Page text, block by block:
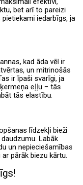
bet arī to pareizi
iedarbīgs, ja
kad āda vēl ir
un mitrinošās
ir īpaši svarīgi, ja
eļļu – tās
tās elastību.
līdzekļi bieži
Labāk
un nepieciešamības
pārāk biezu kārtu.